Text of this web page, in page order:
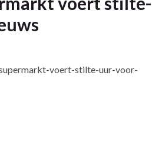
voert-stilte-uur-voor-